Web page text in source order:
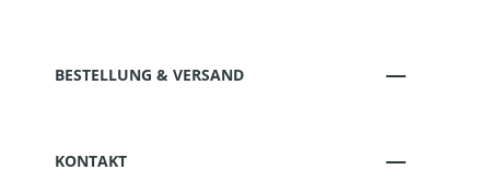
BESTELLUNG & VERSAND
KONTAKT